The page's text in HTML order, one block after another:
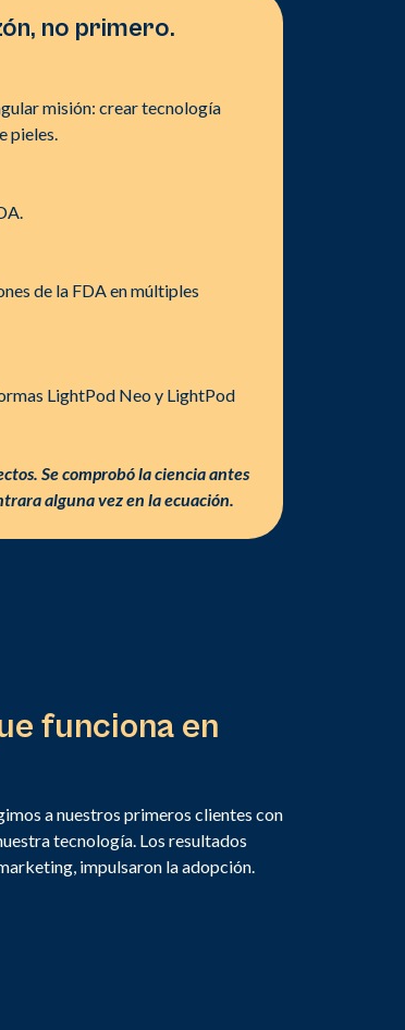
no primero.
misión: crear tecnología
pieles.
de la FDA en múltiples
LightPod Neo y LightPod
Se comprobó la ciencia antes
alguna vez en la ecuación.
funciona en
a nuestros primeros clientes con
tecnología. Los resultados
impulsaron la adopción.